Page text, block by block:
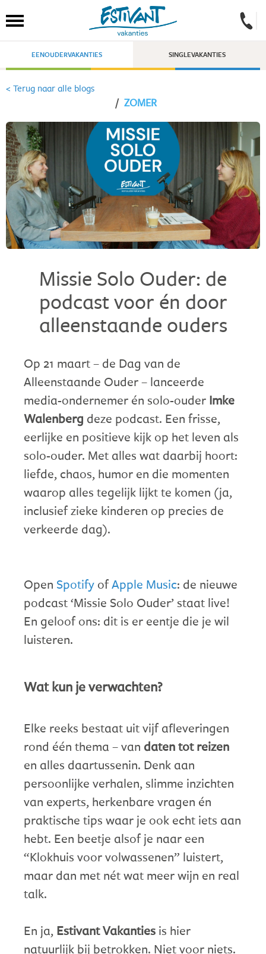
EENOUDERVAKANTIES SINGLEVAKANTIES
< Terug naar alle blogs
/ ZOMER
Missie Solo Ouder: de
podcast voor én door
alleenstaande ouders
Op 21 maart – de Dag van de
Alleenstaande Ouder – lanceerde
media-ondernemer én solo-ouder Imke
Walenberg deze podcast. Een frisse,
eerlijke en positieve kijk op het leven als
solo-ouder. Met alles wat daarbij hoort:
liefde, chaos, humor en die momenten
waarop alles tegelijk lijkt te komen (ja,
inclusief zieke kinderen op precies de
verkeerde dag).
Open Spotify ofApple Music: de nieuwe
podcast ‘Missie Solo Ouder’ staat live!
En geloof ons: dit is er eentje die je wil
luisteren.
Wat kun je verwachten?
Elke reeks bestaat uit vijf afleveringen
rond één thema – van daten tot reizen
en alles daartussenin. Denk aan
persoonlijke verhalen, slimme inzichten
van experts, herkenbare vragen én
praktische tips waar je ook echt iets aan
hebt. Een beetje alsof je naar een
“Klokhuis voor volwassenen” luistert,
maar dan met nét wat meer wijn en real
talk.
En ja, Estivant Vakanties is hier
natuurlijk bij betrokken. Niet voor niets.